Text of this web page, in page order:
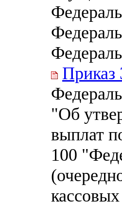
Приказ
"Об
выплат
100